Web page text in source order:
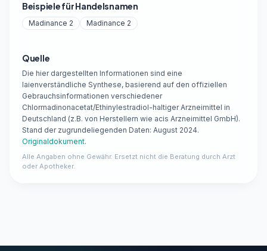
Beispiele für Handelsnamen
Madinance 2 Madinance 2
Quelle
Die hier dargestellten Informationen sind eine
laienverständliche Synthese, basierend auf den offiziellen
Gebrauchsinformationen verschiedener
Chlormadinonacetat/Ethinylestradiol-haltiger Arzneimittel in
Deutschland (z.B. von Herstellern wie acis Arzneimittel GmbH).
Stand der zugrundeliegenden Daten: August 2024.
Originaldokument.
Alle Angaben ohne Gewähr. Ersetzt nicht die Beratung durch Arzt
oder Apotheker.